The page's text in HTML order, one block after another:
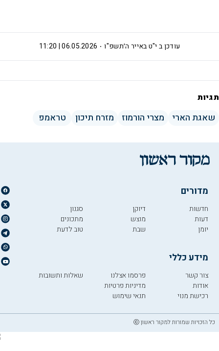
י"ט באייר ה׳תשפ"ו 06.05.2026 | 11:20 עודכן ב
תגיות
שאגת הארי מצרי הורמוז מזרח תיכון טראמפ
מדורים
חדשות
דעות
יומן
דיוקן
מוצש
שבת
סגנון
מתכונים
טוב לדעת
מידע כללי
צור קשר
אודות
רכישת מנוי
פרסמו אצלנו
מדיניות פרטיות
תנאי שימוש
שאלות ותשובות
כל הזכויות שמורות למקור ראשון ⓒ